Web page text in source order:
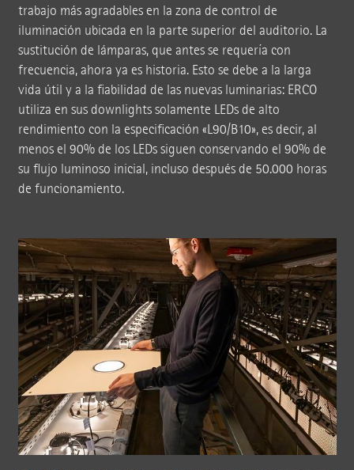
trabajo más agradables en la zona de control de
iluminación ubicada en la parte superior del auditorio. La
sustitución de lámparas, que antes se requería con
frecuencia, ahora ya es historia. Esto se debe a la larga
vida útil y a la fiabilidad de las nuevas luminarias: ERCO
utiliza en sus downlights solamente LEDs de alto
rendimiento con la especificación «L90/B10», es decir, al
menos el 90% de los LEDs siguen conservando el 90% de
su flujo luminoso inicial, incluso después de 50.000 horas
de funcionamiento.